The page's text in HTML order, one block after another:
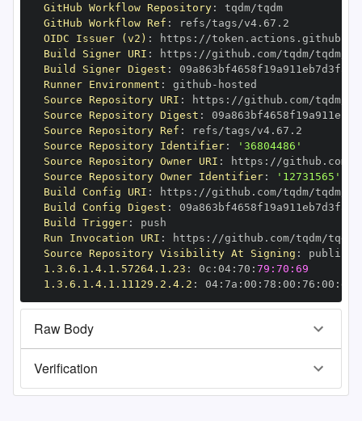
GitHub Workflow Repository:
tqdm/tqdm
GitHub Workflow Ref :
OIDC Issuer (v2) : https :
Build Signer URI : https :
Build Signer Digest :
Runner Environment : github -
Source Repository URI : https :
Source Repository Digest :
Source Repository Ref :
Source Repository Identifier:
'36804486'
Source Repository Owner URI : https :
Source Repository Owner Identifier:
'12731565'
Build Config URI : https :
Build Config Digest :
Build Trigger:
Run Invocation URI : https :
Source Repository Visibility At Signing :
1.3.6.1.4.1.57264.1.23 : 0c : 04: 70 : 79:70:69
1.3.6.1.4.1.11129.2.4.2 : 04: 7a : 00 : 78 : 00 : 76 : 00 : dd
Raw Body
Verification